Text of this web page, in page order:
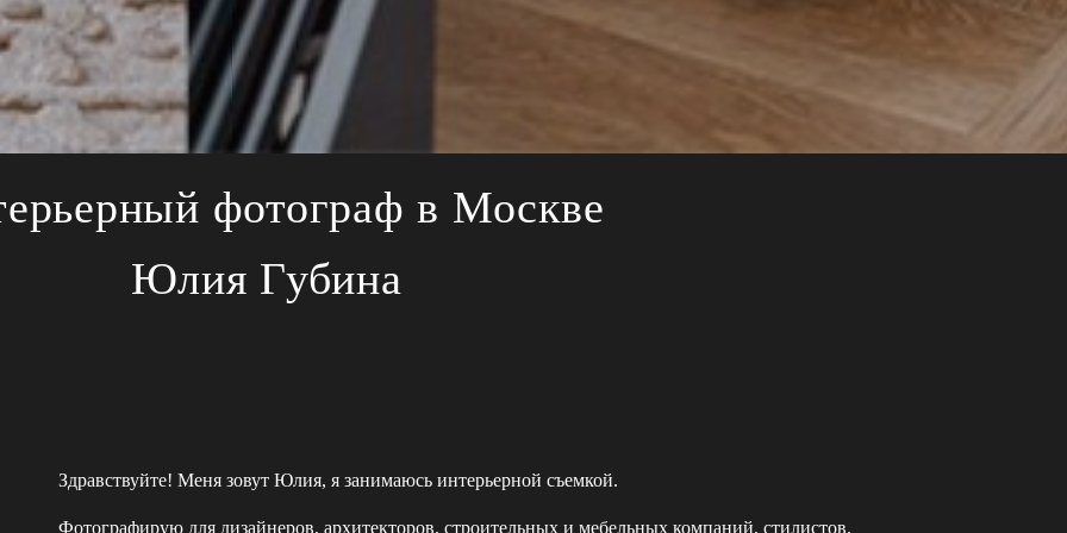
фотограф в Москве
Юлия Губина
Здравствуйте! Меня зовут Юлия, я занимаюсь интерьерной съемкой.
Фотографирую для дизайнеров, архитекторов, строительных и мебельных компаний, стилистов,